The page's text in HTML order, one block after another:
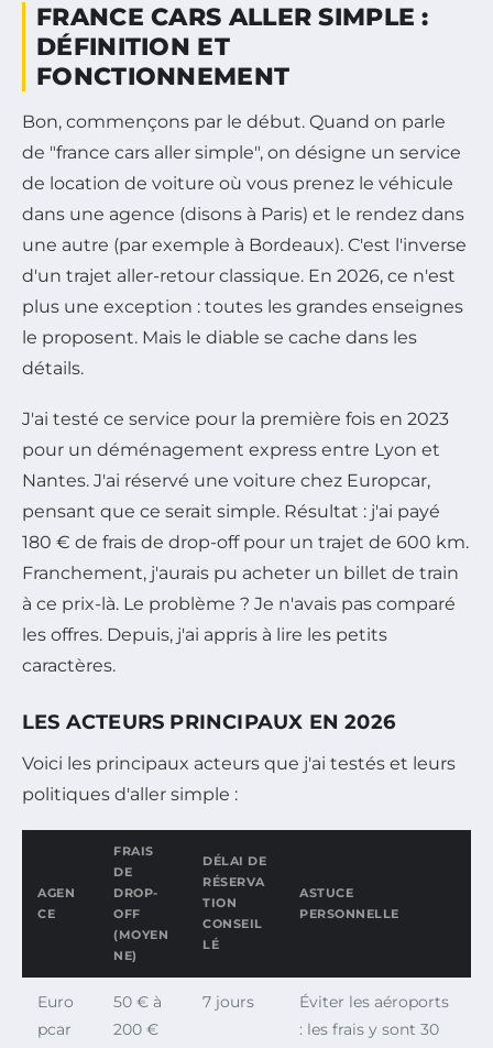
FRANCE CARS ALLER SIMPLE :
DÉFINITION ET
FONCTIONNEMENT
Bon, commençons par le début. Quand on parle
de "france cars aller simple", on désigne un service
de location de voiture où vous prenez le véhicule
dans une agence (disons à Paris) et le rendez dans
une autre (par exemple à Bordeaux). C'est l'inverse
d'un trajet aller-retour classique. En 2026, ce n'est
plus une exception : toutes les grandes enseignes
le proposent. Mais le diable se cache dans les
détails.
J'ai testé ce service pour la première fois en 2023
pour un déménagement express entre Lyon et
Nantes. J'ai réservé une voiture chez Europcar,
pensant que ce serait simple. Résultat : j'ai payé
180 € de frais de drop-off pour un trajet de 600 km.
Franchement, j'aurais pu acheter un billet de train
à ce prix-là. Le problème ? Je n'avais pas comparé
les offres. Depuis, j'ai appris à lire les petits
caractères.
LES ACTEURS PRINCIPAUX EN 2026
Voici les principaux acteurs que j'ai testés et leurs
politiques d'aller simple :
AGEN
CE
FRAIS
DE
DROP-
OFF
(MOYEN
NE)
DÉLAI DE
RÉSERVA
TION
CONSEIL
LÉ
ASTUCE
PERSONNELLE
Euro
pcar
50 € à
200 €
7 jours
Éviter les aéroports
: les frais y sont 30